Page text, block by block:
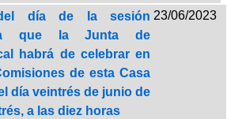
día de la sesión
que la Junta de
habrá de celebrar en
de esta Casa
día veintrés de junio de
a las diez horas
23/06/2023